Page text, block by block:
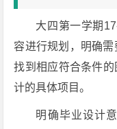
大四第一学期
容进行规划，明确需
找到相应符合条件
计的具体项目。
明确毕业设计